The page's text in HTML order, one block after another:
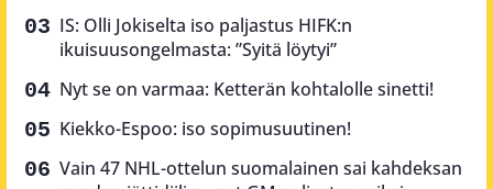
IS: Olli Jokiselta iso paljastus HIFK:n
ikuisuusongelmasta: ”Syitä löytyi”
Nyt se on varmaa: Ketterän kohtalolle sinetti!
Kiekko-Espoo: iso sopimusuutinen!
Vain 47 NHL-ottelun suomalainen sai kahdeksan